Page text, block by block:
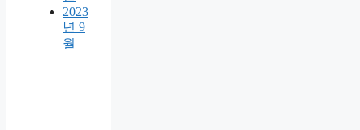
2023
년 9
월